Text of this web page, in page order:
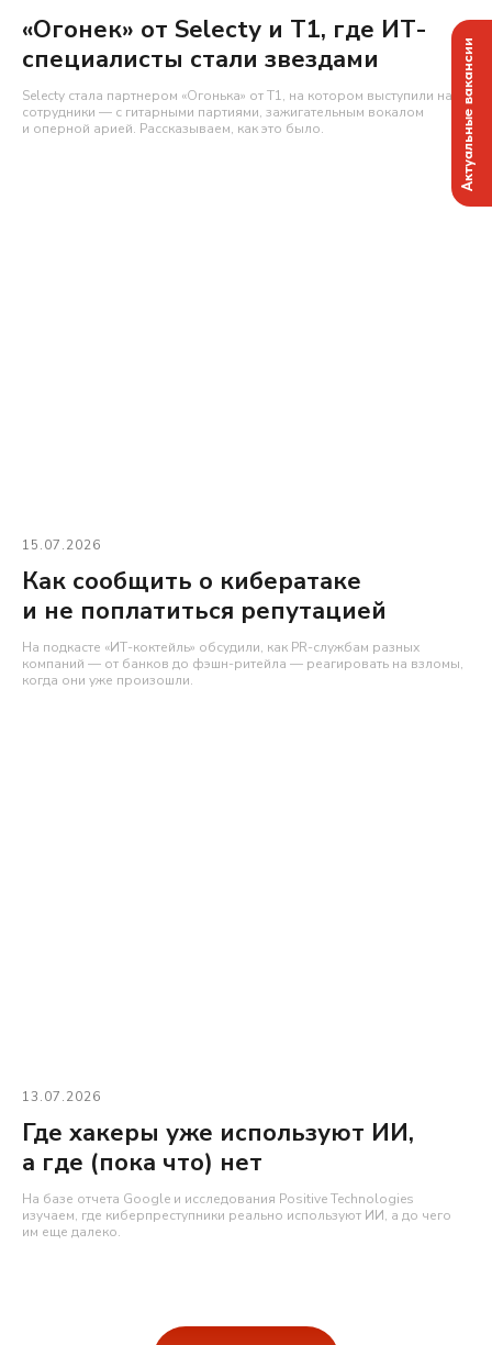
Актуальные вакансии
«Огонек» от Selecty и Т1, где ИТ-
специалисты стали звездами
Selecty стала партнером «Огонька» от Т1, на котором выступили наши
сотрудники — с гитарными партиями, зажигательным вокалом
и оперной арией. Рассказываем, как это было.
15.07.2026
Как сообщить о кибератаке
и не поплатиться репутацией
На подкасте «ИТ-коктейль» обсудили, как PR-службам разных
компаний — от банков до фэшн-ритейла — реагировать на взломы,
когда они уже произошли.
13.07.2026
Где хакеры уже используют ИИ,
а где (пока что) нет
На базе отчета Google и исследования Positive Technologies
изучаем, где киберпреступники реально используют ИИ, а до чего
им еще далеко.